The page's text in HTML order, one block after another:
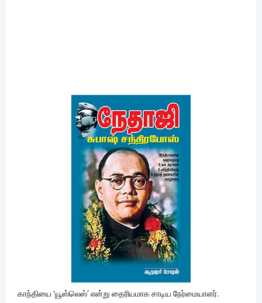
காந்தியை ‘யூஸ்லெஸ்’ என்று தைரியமாக சாடிய நேர்மையாளர்.